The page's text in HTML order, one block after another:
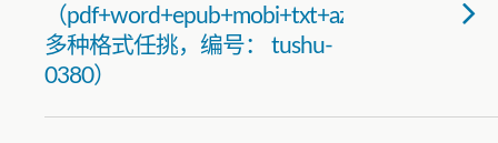
（pdf+word+epub+mobi+txt+azw3）
多种格式任挑，编号： tushu-
0380）